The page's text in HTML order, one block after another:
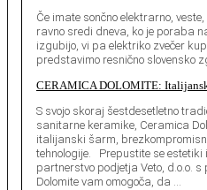
Če imate sončno elektrarno,
ravno sredi dneva, ko je poraba
izgubijo, vi pa elektriko zvečer
predstavimo resnično slovensko
CERAMICA DOLOMITE:
S svojo skoraj šestdesetletno
sanitarne keramike, Ceramica
italijanski šarm,
tehnologije. Prepustite se estetiki
partnerstvo podjetja Veto, d.o.o.
Dolomite vam omogoča, da …